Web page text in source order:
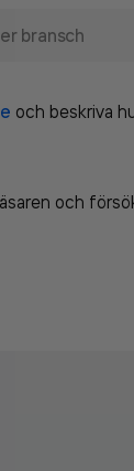
och beskriva
och